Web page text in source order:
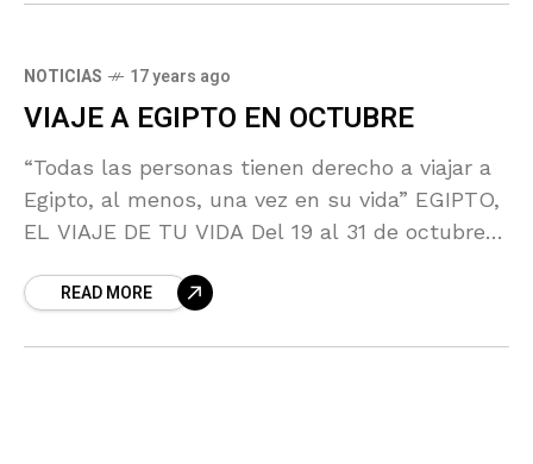
NOTICIAS 17 years ago
VIAJE A EGIPTO EN OCTUBRE
“Todas las personas tienen derecho a viajar a
Egipto, al menos, una vez en su vida” EGIPTO,
EL VIAJE DE TU VIDA Del 19 al 31 de octubre y
READ MORE